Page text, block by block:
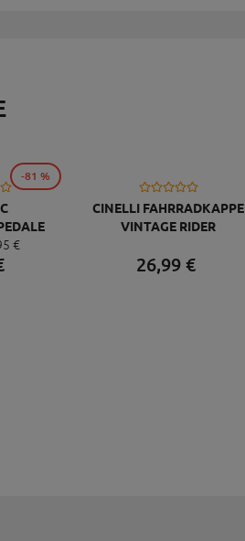
€
-81 %
CINELLI FAHRRADKAPPE
VINTAGE RIDER
26,99€